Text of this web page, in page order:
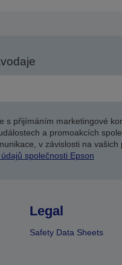
s přijímáním marketingové
a promoakcích
v závislosti na
společnosti Epson
Legal
Safety Data Sheets